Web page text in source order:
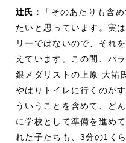
辻氏：
「そのあたりも含
たいと思っています。実
リーではないので、それ
えています。この間、パ
銀メダリストの上原 大祐
やはりトイレに行くのが
ういうことを含めて、ど
に学校として準備を進め
れた子たちも、3分の1 く